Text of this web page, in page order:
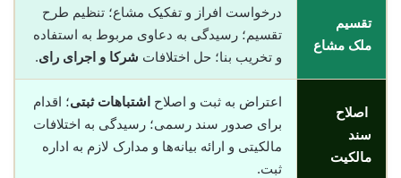
تقسیم
ملک مشاع
درخواست افراز و تفکیک مشاع؛ تنظیم طرح
تقسیم؛ رسیدگی به دعاوی مربوط به استفاده
و تخریب بنا؛ حل اختلافات شرکا و اجرای رای.
اصلاح
سند
مالکیت
اعتراض به ثبت و اصلاح اشتباهات ثبتی؛ اقدام
برای صدور سند رسمی؛ رسیدگی به اختلافات
مالکیتی و ارائه بیانه‌ها و مدارک لازم به اداره
ثبت.